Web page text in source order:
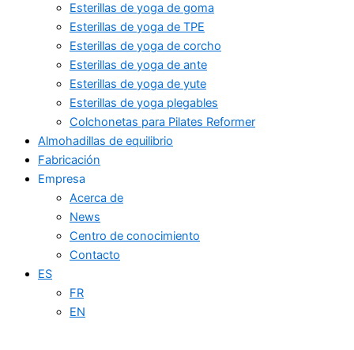
Esterillas de yoga de goma
Esterillas de yoga de TPE
Esterillas de yoga de corcho
Esterillas de yoga de ante
Esterillas de yoga de yute
Esterillas de yoga plegables
Colchonetas para Pilates Reformer
Almohadillas de equilibrio
Fabricación
Empresa
Acerca de
News
Centro de conocimiento
Contacto
ES
FR
EN